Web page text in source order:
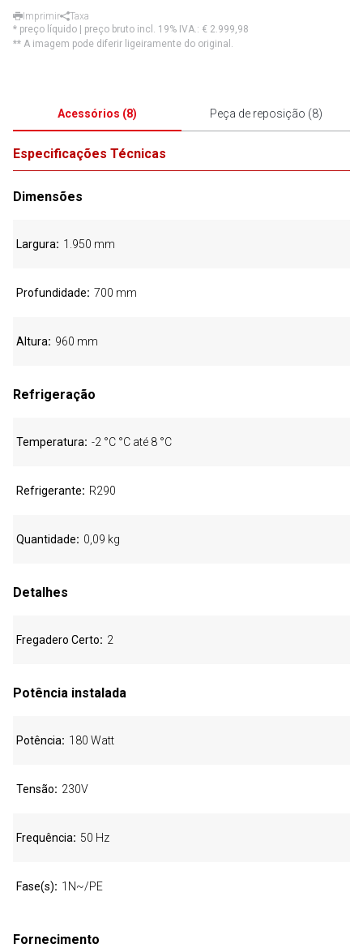
Imprimir
Taxa
* preço líquido | preço bruto incl. 19% IVA.: € 2.999,98
** A imagem pode diferir ligeiramente do original.
Acessórios (8) Peça de reposição (8)
Especificações Técnicas
Dimensões
Largura 1.950 mm
Profundidade 700 mm
Altura 960 mm
Refrigeração
Temperatura -2 °C °C até 8 °C
Refrigerante R290
Quantidade 0,09 kg
Detalhes
Fregadero Certo 2
Potência instalada
Potência 180 Watt
Tensão 230V
Frequência 50 Hz
Fase(s) 1N~/PE
Fornecimento